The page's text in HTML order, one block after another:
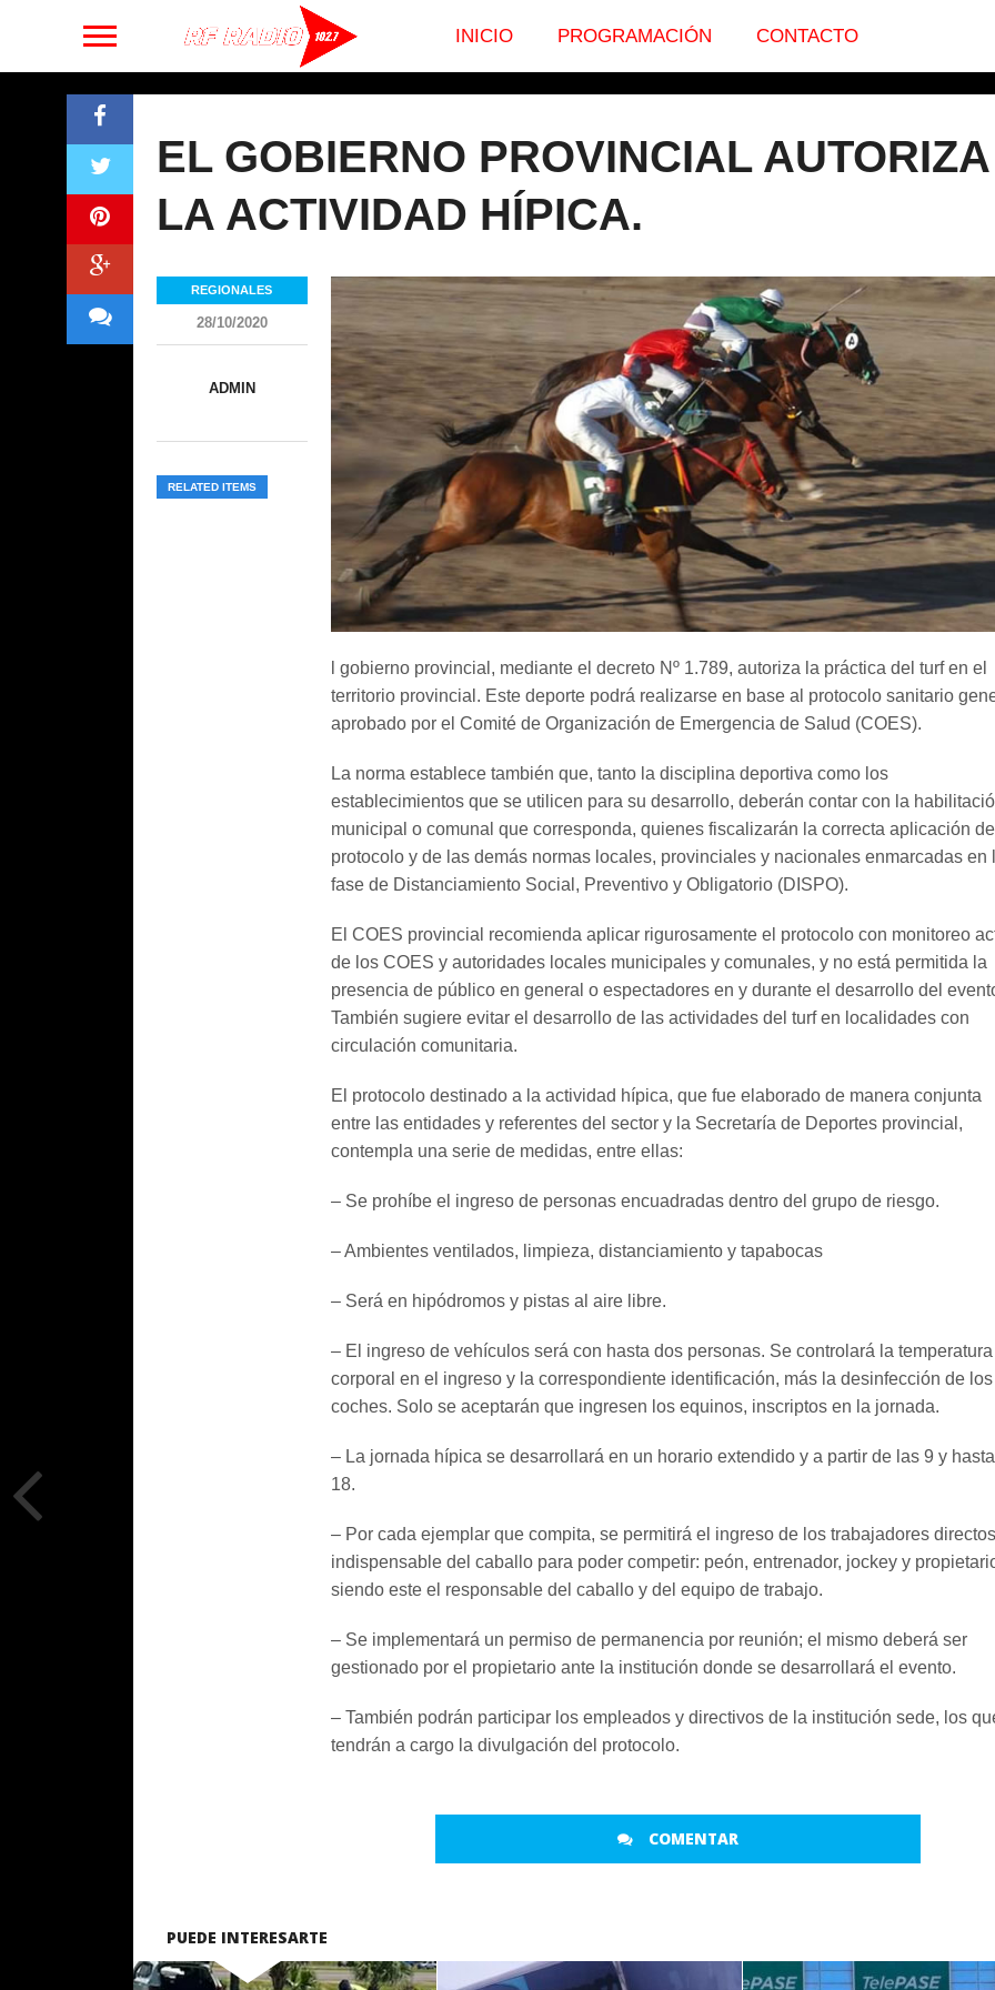
INICIO PROGRAMACIÓN CONTACTO
EL GOBIERNO PROVINCIAL AUTORIZA
LA ACTIVIDAD HÍPICA.
l gobierno provincial, mediante el decreto Nº 1.789, autoriza la práctica del turf en el
territorio provincial. Este deporte podrá realizarse en base al protocolo sanitario
aprobado por el Comité de Organización de Emergencia de Salud (COES).
La norma establece también que, tanto la disciplina deportiva como los
establecimientos que se utilicen para su desarrollo, deberán contar con la
municipal o comunal que corresponda, quienes fiscalizarán la correcta aplicación
protocolo y de las demás normas locales, provinciales y nacionales enmarcadas en
fase de Distanciamiento Social, Preventivo y Obligatorio (DISPO).
El COES provincial recomienda aplicar rigurosamente el protocolo con monitoreo
de los COES y autoridades locales municipales y comunales, y no está permitida la
presencia de público en general o espectadores en y durante el desarrollo del
También sugiere evitar el desarrollo de las actividades del turf en localidades con
circulación comunitaria.
El protocolo destinado a la actividad hípica, que fue elaborado de manera conjunta
entre las entidades y referentes del sector y la Secretaría de Deportes provincial,
contempla una serie de medidas, entre ellas:
– Se prohíbe el ingreso de personas encuadradas dentro del grupo de riesgo.
– Ambientes ventilados, limpieza, distanciamiento y tapabocas
– Será en hipódromos y pistas al aire libre.
– El ingreso de vehículos será con hasta dos personas. Se controlará la temperatura
corporal en el ingreso y la correspondiente identificación, más la desinfección de los
coches. Solo se aceptarán que ingresen los equinos, inscriptos en la jornada.
– La jornada hípica se desarrollará en un horario extendido y a partir de las 9 y
18.
– Por cada ejemplar que compita, se permitirá el ingreso de los trabajadores
indispensable del caballo para poder competir: peón, entrenador, jockey y
siendo este el responsable del caballo y del equipo de trabajo.
– Se implementará un permiso de permanencia por reunión; el mismo deberá ser
gestionado por el propietario ante la institución donde se desarrollará el evento.
– También podrán participar los empleados y directivos de la institución sede, los
tendrán a cargo la divulgación del protocolo.
COMENTAR
REGIONALES
28/10/2020
ADMIN
RELATED ITEMS
PUEDE INTERESARTE